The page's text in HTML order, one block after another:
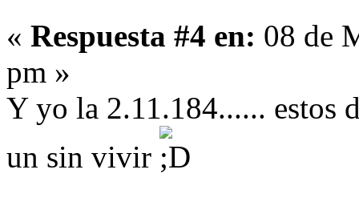
« Respuesta #4 en: 08 de
pm »
Y yo la 2.11.184...... estos
un sin vivir